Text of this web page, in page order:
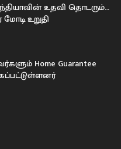
உதவி தொடரும்…
உறுதி
Home Guarantee